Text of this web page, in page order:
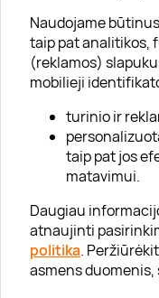
Naudojame
taip pat analitikos,
(reklamos)
mobilieji
turinio ir
taip pat jos
matavimui.
Daugiau
atnaujinti
politika.
asmens
Apie „Gera Dovana“
Lojalumo klubas
Karjera
Visi partneriai
Kontaktai
Tinklaraštis
Informacija